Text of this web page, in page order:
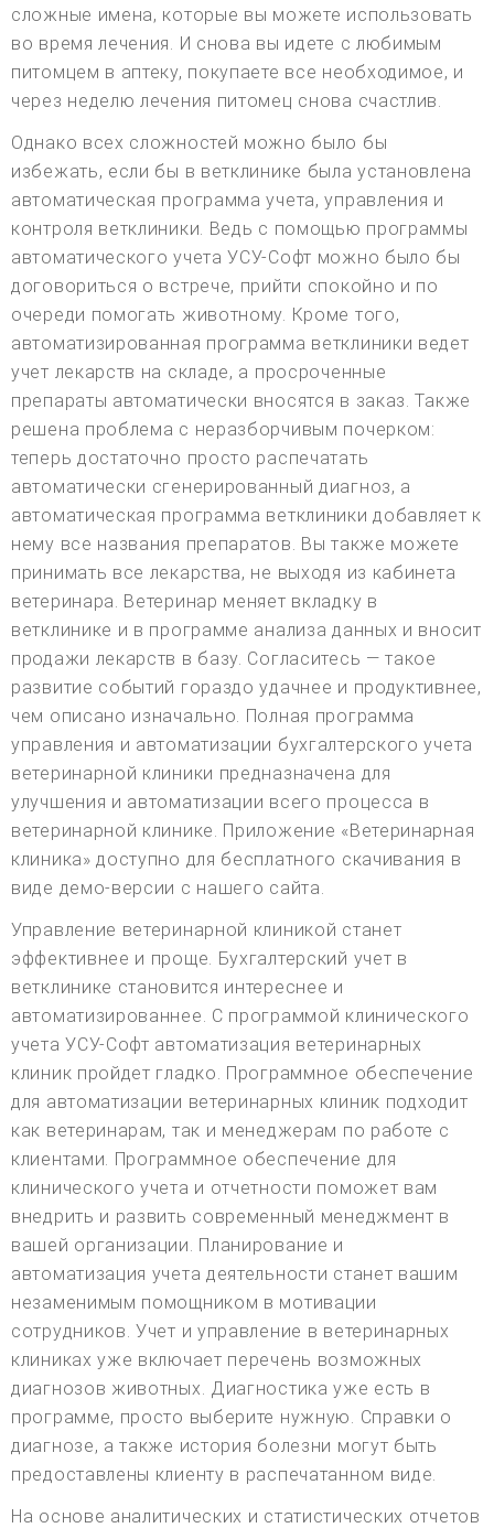
сложные имена, которые вы можете использовать
во время лечения. И снова вы идете с любимым
питомцем в аптеку, покупаете все необходимое, и
через неделю лечения питомец снова счастлив.
Однако всех сложностей можно было бы
избежать, если бы в ветклинике была установлена
автоматическая программа учета, управления и
контроля ветклиники. Ведь с помощью программы
автоматического учета УСУ-Софт можно было бы
договориться о встрече, прийти спокойно и по
очереди помогать животному. Кроме того,
автоматизированная программа ветклиники ведет
учет лекарств на складе, а просроченные
препараты автоматически вносятся в заказ. Также
решена проблема с неразборчивым почерком:
теперь достаточно просто распечатать
автоматически сгенерированный диагноз, а
автоматическая программа ветклиники добавляет к
нему все названия препаратов. Вы также можете
принимать все лекарства, не выходя из кабинета
ветеринара. Ветеринар меняет вкладку в
ветклинике и в программе анализа данных и вносит
продажи лекарств в базу. Согласитесь — такое
развитие событий гораздо удачнее и продуктивнее,
чем описано изначально. Полная программа
управления и автоматизации бухгалтерского учета
ветеринарной клиники предназначена для
улучшения и автоматизации всего процесса в
ветеринарной клинике. Приложение «Ветеринарная
клиника» доступно для бесплатного скачивания в
виде демо-версии с нашего сайта.
Управление ветеринарной клиникой станет
эффективнее и проще. Бухгалтерский учет в
ветклинике становится интереснее и
автоматизированнее. С программой клинического
учета УСУ-Софт автоматизация ветеринарных
клиник пройдет гладко. Программное обеспечение
для автоматизации ветеринарных клиник подходит
как ветеринарам, так и менеджерам по работе с
клиентами. Программное обеспечение для
клинического учета и отчетности поможет вам
внедрить и развить современный менеджмент в
вашей организации. Планирование и
автоматизация учета деятельности станет вашим
незаменимым помощником в мотивации
сотрудников. Учет и управление в ветеринарных
клиниках уже включает перечень возможных
диагнозов животных. Диагностика уже есть в
программе, просто выберите нужную. Справки о
диагнозе, а также история болезни могут быть
предоставлены клиенту в распечатанном виде.
На основе аналитических и статистических отчетов